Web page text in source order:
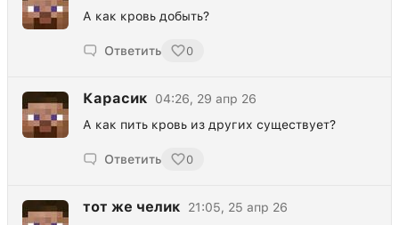
А как кровь добыть?
Ответить 0
Карасик
04:26, 29 апр 26
А как пить кровь из других существует?
Ответить 0
тот же челик
21:05, 25 апр 26